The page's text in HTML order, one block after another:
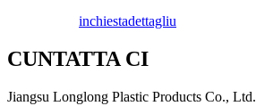
inchiestadettagliu
CUNTATTA CI
Jiangsu Longlong Plastic Products Co., Ltd.